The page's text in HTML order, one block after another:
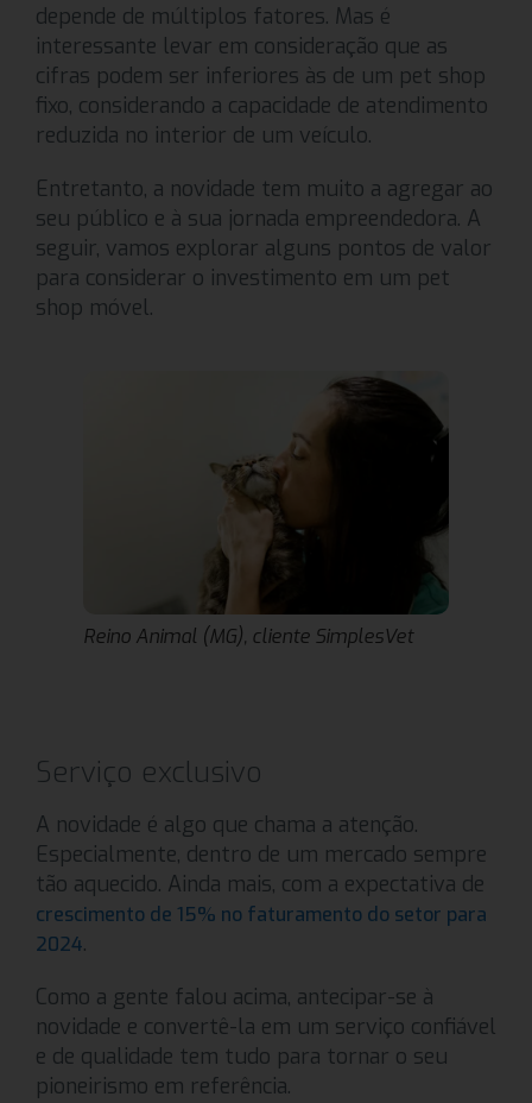
depende de múltiplos fatores. Mas é
interessante levar em consideração que as
cifras podem ser inferiores às de um pet shop
fixo, considerando a capacidade de atendimento
reduzida no interior de um veículo.
Entretanto, a novidade tem muito a agregar ao
seu público e à sua jornada empreendedora. A
seguir, vamos explorar alguns pontos de valor
para considerar o investimento em um pet
shop móvel.
Reino Animal (MG), cliente SimplesVet
Serviço exclusivo
A novidade é algo que chama a atenção.
Especialmente, dentro de um mercado sempre
tão aquecido. Ainda mais, com a expectativa de
crescimento de 15% no faturamento do setor para
2024.
Como a gente falou acima, antecipar-se à
novidade e convertê-la em um serviço confiável
e de qualidade tem tudo para tornar o seu
pioneirismo em referência.